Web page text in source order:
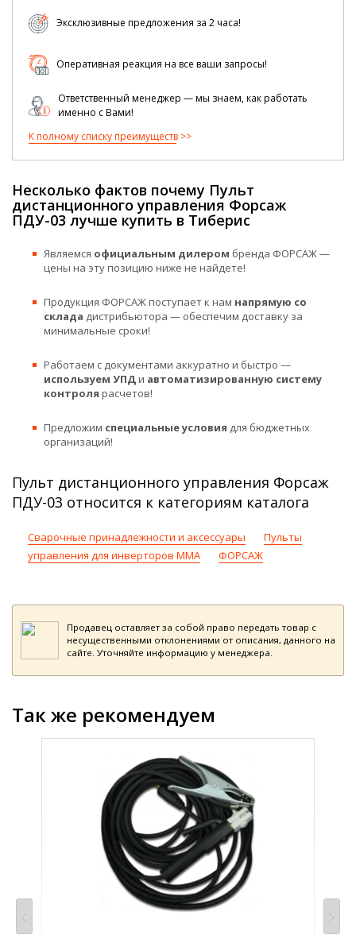
Эксклюзивные предложения за 2 часа!
Оперативная реакция на все ваши запросы!
Ответственный менеджер — мы знаем, как работать
именно с Вами!
К полному списку преимуществ
Несколько фактов почему Пульт
дистанционного управления Форсаж
ПДУ-03 лучше купить в Тиберис
Являемся официальным дилером бренда ФОРСАЖ —
цены на эту позицию ниже не найдете!
Продукция ФОРСАЖ поступает к нам напрямую со
склада дистрибьютора — обеспечим доставку за
минимальные сроки!
Работаем с документами аккуратно и быстро —
используем УПДи автоматизированную систему
контроля расчетов!
Предложим специальные условия для бюджетных
организаций!
Пульт дистанционного управления Форсаж
ПДУ-03 относится к категориям каталога
Сварочные принадлежности и аксессуары
Пульты
управления для инверторов MMA
ФОРСАЖ
Продавец оставляет за собой право передать товар с
несущественными отклонениями от описания, данного на
сайте. Уточняйте информацию у менеджера.
Так же рекомендуем